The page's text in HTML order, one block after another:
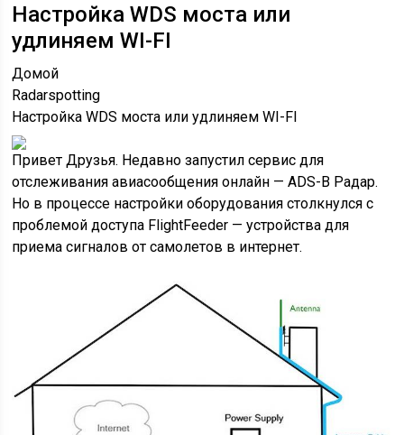
Настройка WDS моста или
удлиняем WI-FI
Домой
Radarspotting
Настройка WDS моста или удлиняем WI-FI
Привет Друзья. Недавно запустил сервис для
отслеживания авиасообщения онлайн — ADS-B Радар.
Но в процессе настройки оборудования столкнулся с
проблемой доступа FlightFeeder — устройства для
приема сигналов от самолетов в интернет.